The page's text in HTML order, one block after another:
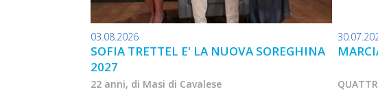
03.08.2026
SOFIA TRETTEL E' LA NUOVA SOREGHINA
2027
22 anni, di Masi di Cavalese